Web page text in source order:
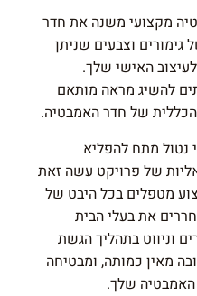
מקצועי משנה את חדר
וצבעים שניתן
האישי שלך.
להשיג מראה מותאם
של חדר האמבטיה.
נטול מתח להפליא
של פרויקט עשה זאת
מטפלים בכל היבט של
את בעלי הבית
וניווט בתהליך הגשת
מאין כמותה, ומבטיחה
שלך.